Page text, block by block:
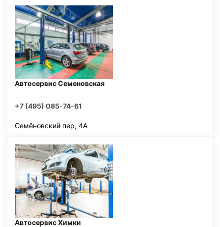
Автосервис Семеновская
+7 (495) 085-74-61
Семёновский пер, 4А
Автосервис Химки